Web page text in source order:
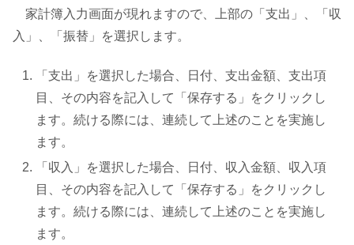
家計簿入力画面が現れますので、上部の「支出」、「収
入」、「振替」を選択します。
「支出」を選択した場合、日付、支出金額、支出項
目、その内容を記入して「保存する」をクリックし
ます。続ける際には、連続して上述のことを実施し
ます。
「収入」を選択した場合、日付、収入金額、収入項
目、その内容を記入して「保存する」をクリックし
ます。続ける際には、連続して上述のことを実施し
ます。